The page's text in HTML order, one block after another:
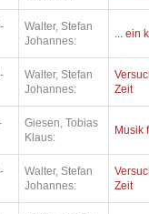
Walter, Stefan
Johannes:
... ein
Walter, Stefan
Johannes:
Zeit
Giesen, Tobias
Klaus:
Musik
Walter, Stefan
Johannes:
Zeit